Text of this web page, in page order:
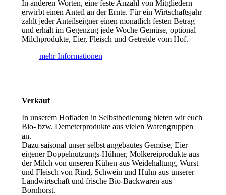
In anderen Worten, eine feste Anzahl von Mitgliedern
erwirbt einen Anteil an der Ernte. Für ein Wirtschaftsjahr
zahlt jeder Anteilseigner einen monatlich festen Betrag
und erhält im Gegenzug jede Woche Gemüse, optional
Milchprodukte, Eier, Fleisch und Getreide vom Hof.
mehr Informationen
Verkauf
In unserem Hofladen in Selbstbedienung bieten wir euch
Bio- bzw. Demeterprodukte aus vielen Warengruppen
an.
Dazu saisonal unser selbst angebautes Gemüse, Eier
eigener Doppelnutzungs-Hühner, Molkereiprodukte aus
der Milch von unseren Kühen aus Weidehaltung, Wurst
und Fleisch von Rind, Schwein und Huhn aus unserer
Landwirtschaft und frische Bio-Backwaren aus
Bornhorst.